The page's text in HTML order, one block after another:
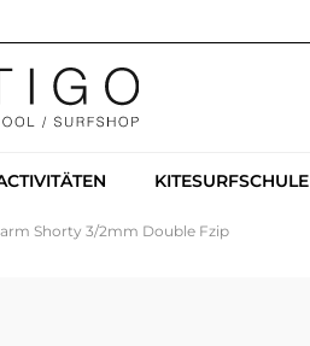
KITESURFSCHULE
Shorty 3/2mm Double Fzip